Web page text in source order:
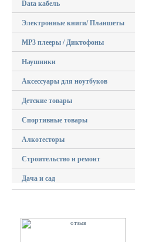
Data кабель
Электронные книги/ Планшеты
MP3 плееры / Диктофоны
Наушники
Аксессуары для ноутбуков
Детские товары
Спортивные товары
Алкотесторы
Строительство и ремонт
Дача и сад